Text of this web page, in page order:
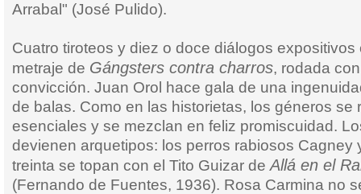
Arrabal" (José Pulido).
Cuatro tiroteos y diez o doce diálogos
metraje de Gángsters contra charros, rodada
convicción. Juan Orol hace gala de una
de balas. Como en las historietas, los géneros se
esenciales y se mezclan en feliz promiscuidad.
devienen arquetipos: los perros rabiosos Cagney
treinta se topan con el Tito Guizar de Allá en el
(Fernando de Fuentes, 1936). Rosa Carmina no